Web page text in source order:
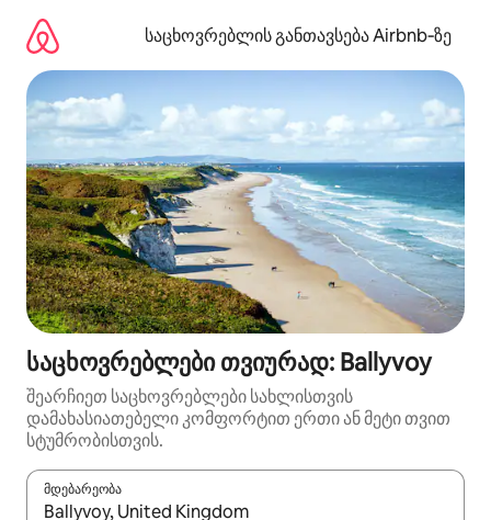
გადასვლა
საცხოვრებლის განთავსება Airbnb‑ზე
საცხოვრებლები თვიურად: Ballyvoy
შეარჩიეთ საცხოვრებლები სახლისთვის
დამახასიათებელი კომფორტით ერთი ან მეტი თვით
სტუმრობისთვის.
მდებარეობა
როცა შედეგები ხელმისაწვდომი გახდება, ნავიგაციისთვის